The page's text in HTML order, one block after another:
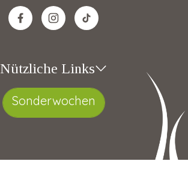
Nützliche Links
Sonderwochen